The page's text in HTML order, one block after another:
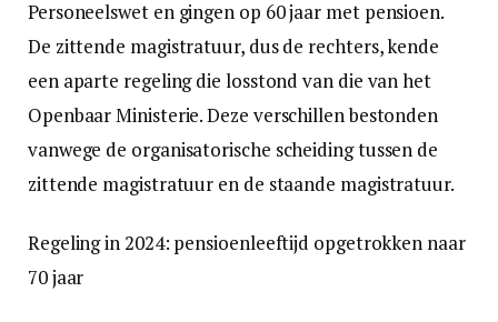
Personeelswet en gingen op 60 jaar met pensioen.
De zittende magistratuur, dus de rechters, kende
een aparte regeling die losstond van die van het
Openbaar Ministerie. Deze verschillen bestonden
vanwege de organisatorische scheiding tussen de
zittende magistratuur en de staande magistratuur.
Regeling in 2024: pensioenleeftijd opgetrokken naar
70 jaar